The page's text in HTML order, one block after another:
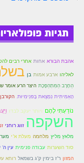
הזוהר הקדוש בשלח מתקדמים
הזוהר הקדוש יתרו מתחילים
הזוהר הקדוש יתרו מתקדמים
הזוהר הקדוש משפטים
הזוהר הקדוש תרומה השקפה
הזוהר הקדוש תרומה
הזוהר הקדוש ספרא דצניעותא
תגיות
אהבת הבורא אחות אחרי רבים
לאליהו ארבע אמות בן
הַחֶרֶב הַמִּתְהַפֶּכֶת היצר הרע אומר
הָאַמִּיתִּית נִמְצֵאת בָּפּנִימִיוּת. הקורבן
נוֹדַעְתִּי לָהֶם ויותר יעקב לבדו
השקפה זווג רוחני
מלאץ מליץ מלחמה מעלת א"י
סוד השערות עבודה פנימית עין ה'
המזון ר"ז בימין ק"ג בשמאל רוחא